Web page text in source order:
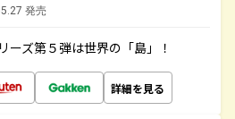
発売
ーズ第５弾は世界の「島」！
詳細を見る